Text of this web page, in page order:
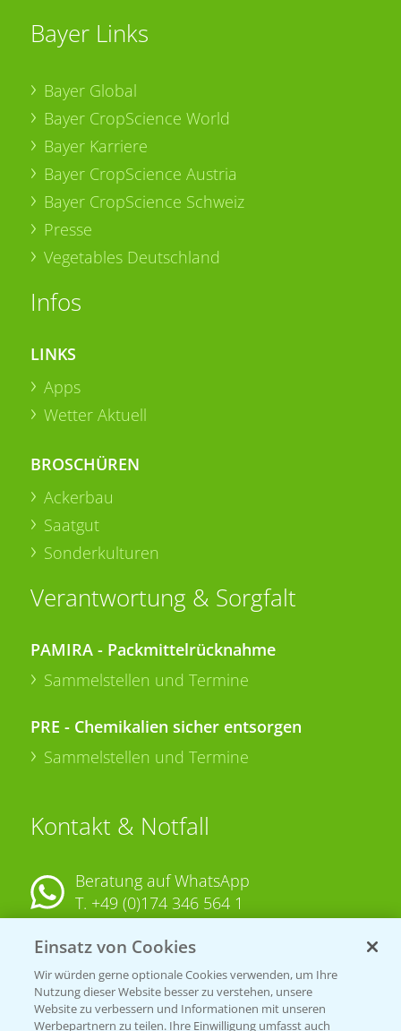
Bayer Links
Bayer Global
Bayer CropScience World
Bayer Karriere
Bayer CropScience Austria
Bayer CropScience Schweiz
Presse
Vegetables Deutschland
Infos
LINKS
Apps
Wetter Aktuell
BROSCHÜREN
Ackerbau
Saatgut
Sonderkulturen
Verantwortung & Sorgfalt
PAMIRA - Packmittelrücknahme
Sammelstellen und Termine
PRE - Chemikalien sicher entsorgen
Sammelstellen und Termine
Kontakt & Notfall
Beratung auf WhatsApp
T. +49 (0)174 346 564 1
KONTAKT
Hilfe in Notfällen
Einsatz von Cookies
Wir würden gerne optionale Cookies verwenden, um Ihre
Nutzung dieser Website besser zu verstehen, unsere
Website zu verbessern und Informationen mit unseren
Werbepartnern zu teilen. Ihre Einwilligung umfasst auch